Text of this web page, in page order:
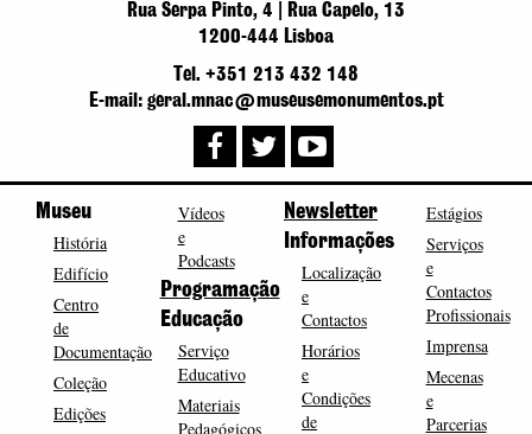
Rua Serpa Pinto, 4 | Rua Capelo, 13
1200-444 Lisboa
Tel. +351 213 432 148
E-mail: geral.mnac@museusemonumentos.pt
Museu
História
Edifício
Centro
de
Documentação
Coleção
Edições
Vídeos
e
Podcasts
Programação
Educação
Serviço
Educativo
Materiais
Pedagógicos
Newsletter
Informações
Localização
e
Contactos
Horários
e
Condições
de
Estágios
Serviços
e
Contactos
Profissionais
Imprensa
Mecenas
e
Parcerias